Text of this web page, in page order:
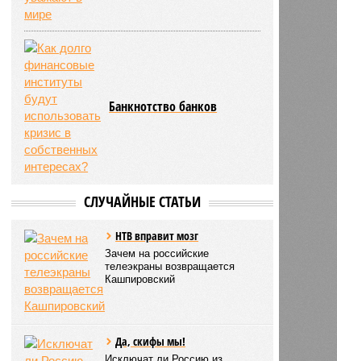
Банкнотство банков
СЛУЧАЙНЫЕ СТАТЬИ
НТВ вправит мозг
Зачем на российские
телеэкраны возвращается
Кашпировский
Да, скифы мы!
Исключат ли Россию из